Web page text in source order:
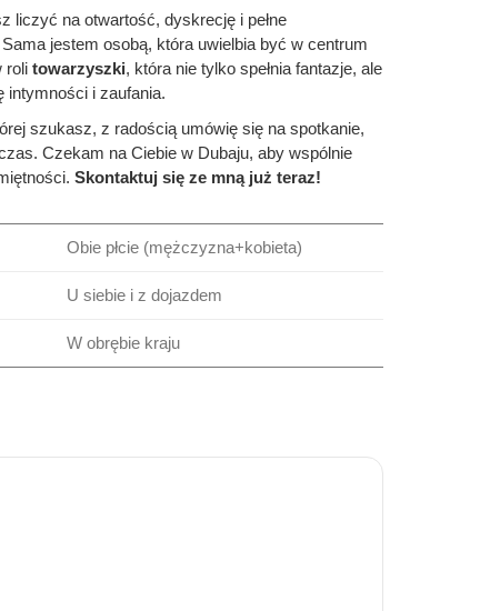
liczyć na otwartość, dyskrecję i pełne
jestem osobą, która uwielbia być w centrum
roli towarzyszki, która nie tylko spełnia fantazje, ale
intymności i zaufania.
szukasz, z radością umówię się na spotkanie,
Czekam na Ciebie w Dubaju, aby wspólnie
Skontaktuj się ze mną już teraz!
Obie płcie (mężczyzna+kobieta)
U siebie i z dojazdem
W obrębie kraju